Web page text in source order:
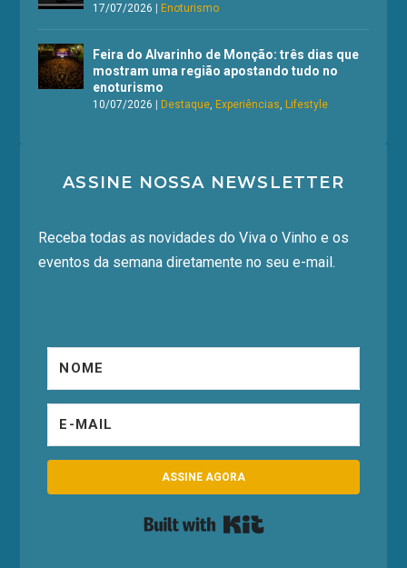
17/07/2026 |Enoturismo
Feira do Alvarinho de Monção: três dias que
mostram uma região apostando tudo no
enoturismo
10/07/2026 |Destaque ,Experiências ,Lifestyle
ASSINE NOSSA NEWSLETTER
Receba todas as novidades do Viva o Vinho e os
eventos da semana diretamente no seu e-mail.
ASSINE AGORA